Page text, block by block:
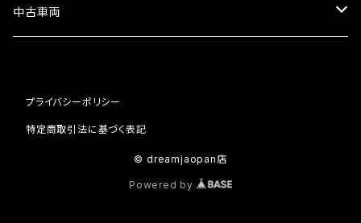
セット
中古車両
ホンダ
プライバシーポリシー
特定商取引法に基づく表記
© dreamjaopan店
Powered by